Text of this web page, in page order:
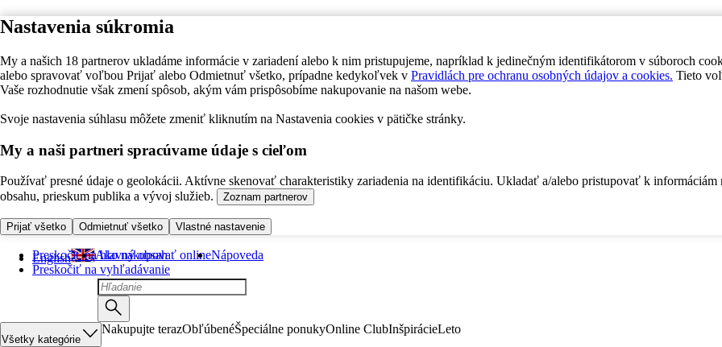
Nastavenia súkromia
My a našich 18 partnerov ukladáme informácie v zariadení alebo k nim pristupujeme, napríklad k jedinečným identifikátorom v súboroch
alebo spravovať voľbou Prijať alebo Odmietnuť všetko, prípadne kedykoľvek v Pravidlách pre ochranu osobných údajov a cookies. Tieto
Vaše rozhodnutie však zmení spôsob, akým vám prispôsobíme nakupovanie na našom webe.
Svoje nastavenia súhlasu môžete zmeniť kliknutím na Nastavenia cookies v pätičke stránky.
My a naši partneri spracúvame údaje s cieľom
Používať presné údaje o geolokácii. Aktívne skenovať charakteristiky zariadenia na identifikáciu. Ukladať a/alebo pristupovať k informáciám
obsahu, prieskum publika a vývoj služieb.
Zoznam partnerov
Prijať všetko Odmietnuť všetko Vlastné nastavenie
Preskočiť na hlavný obsah
Preskočiť na vyhľadávanie
English Ako nakupovať onlineNápoveda
Všetky kategórie
Nakupujte terazObľúbenéŠpeciálne ponukyOnline ClubInšpirácieLeto